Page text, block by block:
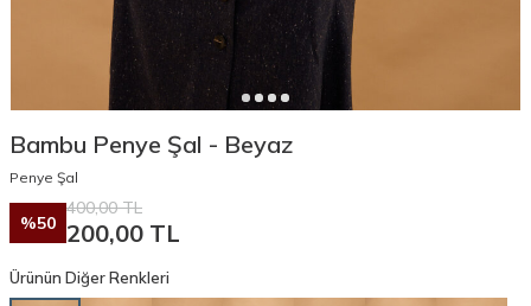
Bambu Penye Şal - Beyaz
Penye Şal
%50
400,00TL
200,00 TL
Ürünün Diğer Renkleri